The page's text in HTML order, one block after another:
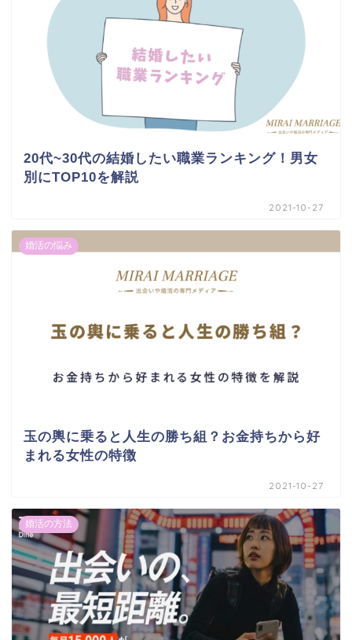
20代~30代の結婚したい職業ランキング！男女
別にTOP10を解説
2021-10-27
婚活の悩み
玉の輿に乗ると人生の勝ち組？お金持ちから好
まれる女性の特徴
2021-10-27
婚活の方法